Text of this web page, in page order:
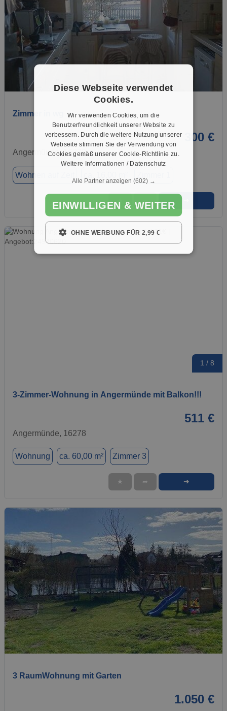
Zimmer in wg
300 €
Angermünde, 16278
Wohnen auf Zeit
★ ➦
1 / 8
3-Zimmer-Wohnung in Angermünde mit Balkon!!!
511 €
Angermünde, 16278
Wohnung ca. 60,00 m² Zimmer 3
★ ➦ ➜
1 / 10
3 RaumWohnung mit Garten
1.050 €
Diese Webseite verwendet
Cookies.
Wir verwenden Cookies, um die
Benutzerfreundlichkeit unserer Website zu
verbessern. Durch die weitere Nutzung unserer
Webseite stimmen Sie der Verwendung von
Cookies gemäß unserer Cookie-Richtlinie zu.
Weitere Informationen / Datenschutz
Alle Partner anzeigen (602) →
EINWILLIGEN & WEITER
OHNE WERBUNG FÜR 2,99 €